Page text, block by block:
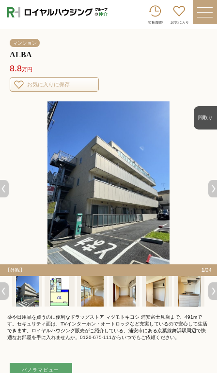
マンション
ALBA
8.8万円
お気に入りに保存
【外観】 1/24
間取り
薬や日用品を買うのに便利なドラッグストア マツモトキヨシ 浦安富士見店まで、491mで
す。セキュリティ面は、TVインターホン・オートロックなど充実しているので安心して生活
できます。ロイヤルハウジング販売がご紹介している、浦安市にある京葉線舞浜駅周辺で快
適なお部屋を手に入れませんか。0120-675-111からいつでもご依頼ください。
パノラマビュー
ロイヤルハウジンググループトップへ
貸したい
店舗を探す
企業情報
ログイン